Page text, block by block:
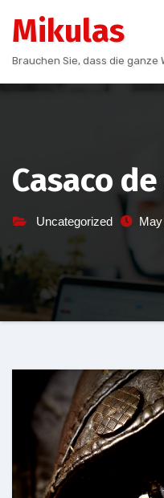
content
Mikulas
Brauchen Sie, dass die ganze
Casaco
Uncategorized